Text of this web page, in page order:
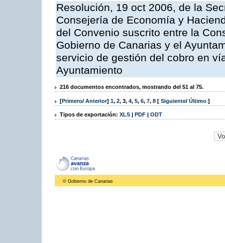
Resolución, 19 oct 2006, de la
Consejería de Economía y
del Convenio suscrito entre la
Gobierno de Canarias y el
servicio de gestión del cobro en
Ayuntamiento
216 documentos encontrados, mostrando del 51 al 75.
[Primero/ Anterior] 1, 2, 3, 4, 5, 6, 7, 8 [ Siguiente/ Último ]
Tipos de exportación: XLS | PDF | ODT
© Gobierno de Canarias